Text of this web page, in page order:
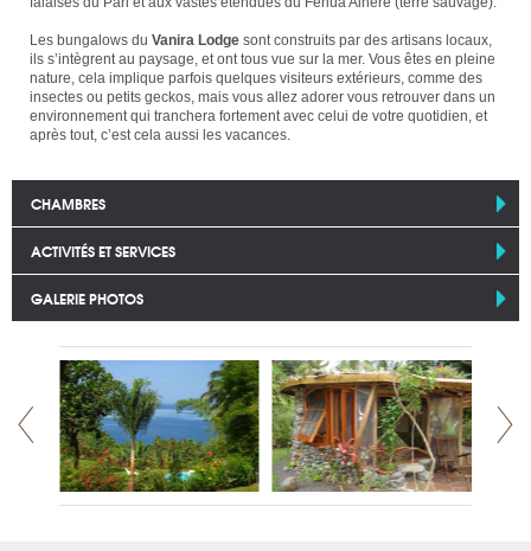
Les bungalows du Vanira Lodge sont construits par des artisans locaux,
ils s’intègrent au paysage, et ont tous vue sur la mer. Vous êtes en pleine
nature, cela implique parfois quelques visiteurs extérieurs, comme des
insectes ou petits geckos, mais vous allez adorer vous retrouver dans un
environnement qui tranchera fortement avec celui de votre quotidien, et
après tout, c’est cela aussi les vacances.
CHAMBRES
ACTIVITÉS ET SERVICES
GALERIE PHOTOS